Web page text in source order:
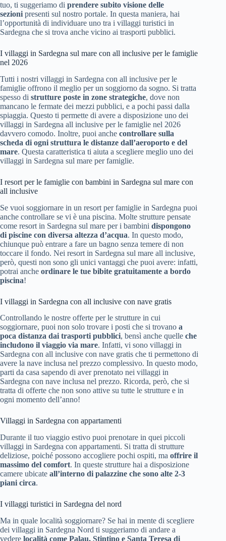
tuo, ti suggeriamo di prendere subito visione delle
sezioni presenti sul nostro portale. In questa maniera, hai
l’opportunità di individuare uno tra i villaggi turistici in
Sardegna che si trova anche vicino ai trasporti pubblici.
I villaggi in Sardegna sul mare con all inclusive per le famiglie
nel 2026
Tutti i nostri villaggi in Sardegna con all inclusive per le
famiglie offrono il meglio per un soggiorno da sogno. Si tratta
spesso di strutture poste in zone strategiche, dove non
mancano le fermate dei mezzi pubblici, e a pochi passi dalla
spiaggia. Questo ti permette di avere a disposizione uno dei
villaggi in Sardegna all inclusive per le famiglie nel 2026
davvero comodo. Inoltre, puoi anche controllare sulla
scheda di ogni struttura le distanze dall’aeroporto e del
mare. Questa caratteristica ti aiuta a scegliere meglio uno dei
villaggi in Sardegna sul mare per famiglie.
I resort per le famiglie con bambini in Sardegna sul mare con
all inclusive
Se vuoi soggiornare in un resort per famiglie in Sardegna puoi
anche controllare se vi è una piscina. Molte strutture pensate
come resort in Sardegna sul mare per i bambini dispongono
di piscine con diversa altezza d’acqua. In questo modo,
chiunque può entrare a fare un bagno senza temere di non
toccare il fondo. Nei resort in Sardegna sul mare all inclusive,
però, questi non sono gli unici vantaggi che puoi avere: infatti,
potrai anche ordinare le tue bibite gratuitamente a bordo
piscina!
I villaggi in Sardegna con all inclusive con nave gratis
Controllando le nostre offerte per le strutture in cui
soggiornare, puoi non solo trovare i posti che si trovano a
poca distanza dai trasporti pubblici, bensì anche quelle che
includono il viaggio via mare. Infatti, vi sono villaggi in
Sardegna con all inclusive con nave gratis che ti permettono di
avere la nave inclusa nel prezzo complessivo. In questo modo,
parti da casa sapendo di aver prenotato nei villaggi in
Sardegna con nave inclusa nel prezzo. Ricorda, però, che si
tratta di offerte che non sono attive su tutte le strutture e in
ogni momento dell’anno!
Villaggi in Sardegna con appartamenti
Durante il tuo viaggio estivo puoi prenotare in quei piccoli
villaggi in Sardegna con appartamenti. Si tratta di strutture
deliziose, poiché possono accogliere pochi ospiti, ma offrire il
massimo del comfort. In queste strutture hai a disposizione
camere ubicate all’interno di palazzine che sono alte 2-3
piani circa.
I villaggi turistici in Sardegna del nord
Ma in quale località soggiornare? Se hai in mente di scegliere
dei villaggi in Sardegna Nord ti suggeriamo di andare a
vedere località come Palau, Stintino e Santa Teresa di